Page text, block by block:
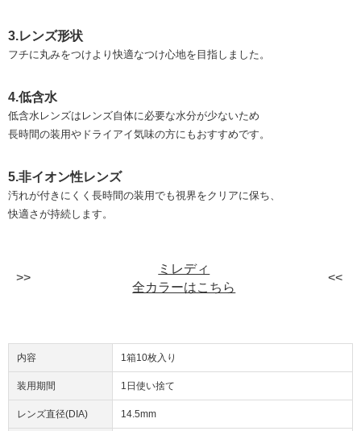
3.レンズ形状
フチに丸みをつけより快適なつけ心地を目指しました。
4.低含水
低含水レンズはレンズ自体に必要な水分が少ないため
長時間の装用やドライアイ気味の方にもおすすめです。
5.非イオン性レンズ
汚れが付きにくく長時間の装用でも視界をクリアに保ち、
快適さが持続します。
ミレディ
全カラーはこちら
内容 1箱10枚入り
装用期間 1日使い捨て
レンズ直径(DIA) 14.5mm